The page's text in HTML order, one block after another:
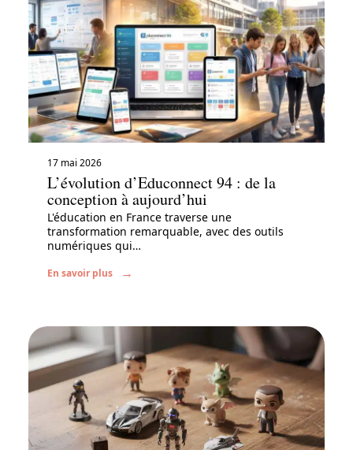
17 mai 2026
L’évolution d’Educonnect 94 : de la
conception à aujourd’hui
L'éducation en France traverse une
transformation remarquable, avec des outils
numériques qui…
En savoir plus